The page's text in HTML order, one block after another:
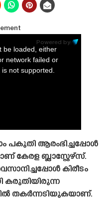
Powered by:
be loaded, either
network failed or
not supported.
പകുതി ആരംഭിച്ചപ്പോൾ
കേരള ബ്ലാസ്റ്റേഴ്‌സ്.
കിരീടം
കരുതിയിരുന്ന
തകർന്നടിയുകയാണ്.